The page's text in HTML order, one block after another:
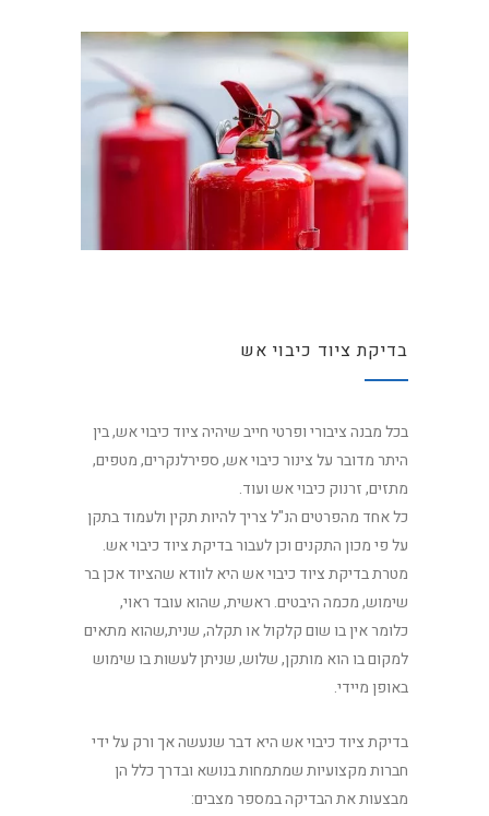
בדיקת ציוד כיבוי אש
בכל מבנה ציבורי ופרטי חייב שיהיה ציוד כיבוי אש, בין
היתר מדובר על צינור כיבוי אש, ספירלנקרים, מטפים,
מתזים, זרנוק כיבוי אש ועוד.
כל אחד מהפרטים הנ"ל צריך להיות תקין ולעמוד בתקן
על פי מכון התקנים וכן לעבור בדיקת ציוד כיבוי אש.
מטרת בדיקת ציוד כיבוי אש היא לוודא שהציוד אכן בר
שימוש, מכמה היבטים. ראשית, שהוא עובד ראוי,
כלומר אין בו שום קלקול או תקלה, שנית,שהוא מתאים
למקום בו הוא מותקן, שלוש, שניתן לעשות בו שימוש
באופן מיידי.
בדיקת ציוד כיבוי אש היא דבר שנעשה אך ורק על ידי
חברות מקצועיות שמתמחות בנושא ובדרך כלל הן
מבצעות את הבדיקה במספר מצבים: